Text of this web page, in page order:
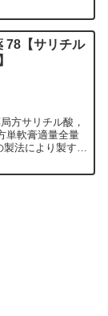
78【サリチル
方サリチル酸，
単軟膏適量全量
製法により製す